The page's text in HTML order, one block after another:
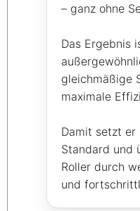
– ganz ohne
Das Ergebnis
gleichmäßige
maximale
Damit setzt er
Standard und
Roller durch
und